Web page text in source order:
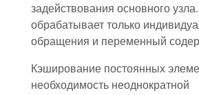
задействования основного
обрабатывает только
обращения и переменный
Кэширование постоянных
необходимость неоднократной